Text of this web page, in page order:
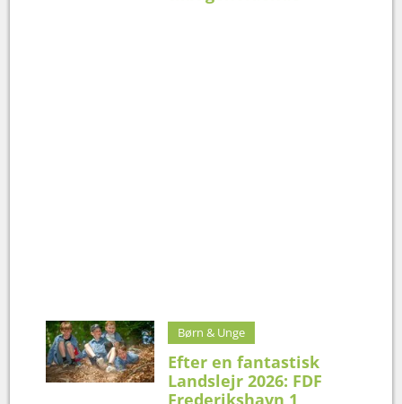
Børn & Unge
Efter en fantastisk
Landslejr 2026: FDF
Frederikshavn 1